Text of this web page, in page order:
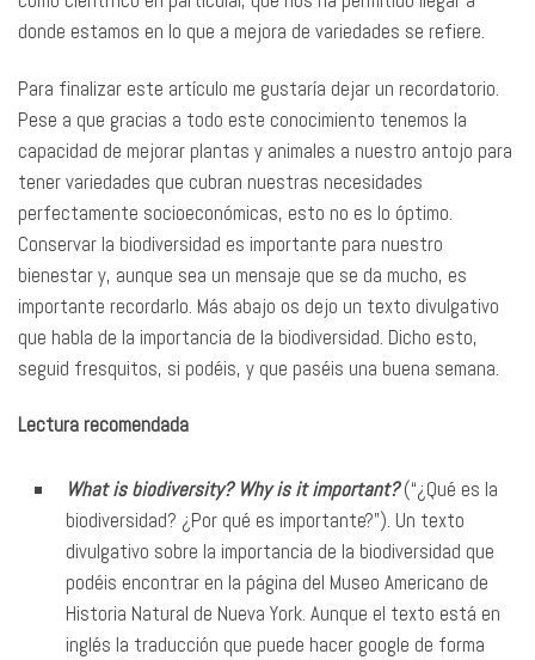
donde estamos en lo que a mejora de variedades se refiere.
Para finalizar este artículo me gustaría dejar un recordatorio.
Pese a que gracias a todo este conocimiento tenemos la
capacidad de mejorar plantas y animales a nuestro antojo para
tener variedades que cubran nuestras necesidades
perfectamente socioeconómicas, esto no es lo óptimo.
Conservar la biodiversidad es importante para nuestro
bienestar y, aunque sea un mensaje que se da mucho, es
importante recordarlo. Más abajo os dejo un texto divulgativo
que habla de la importancia de la biodiversidad. Dicho esto,
seguid fresquitos, si podéis, y que paséis una buena semana.
Lectura recomendada
What is biodiversity? Why is it important?(“¿Qué es la
biodiversidad? ¿Por qué es importante?”). Un texto
divulgativo sobre la importancia de la biodiversidad que
podéis encontrar en la página del Museo Americano de
Historia Natural de Nueva York. Aunque el texto está en
inglés la traducción que puede hacer google de forma